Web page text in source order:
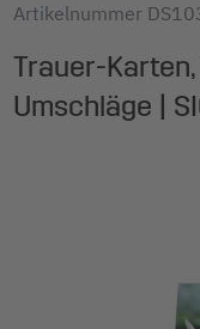
Artikelnummer
Trauer-Karten,
Umschläge |